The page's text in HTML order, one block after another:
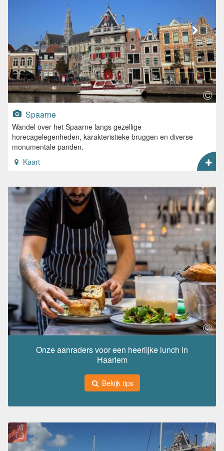
Spaarne
Wandel over het Spaarne langs gezellige
horecagelegenheden, karakteristieke bruggen en diverse
monumentale panden.
Kaart
Onze aanraders voor een heerlijke lunch in
Haarlem
Bekijk tips